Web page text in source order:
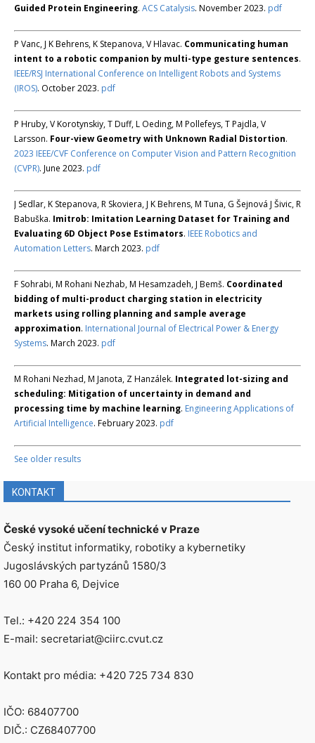
Guided Protein Engineering. ACS Catalysis. November 2023. pdf
P Vanc, J K Behrens, K Stepanova, V Hlavac. Communicating human
intent to a robotic companion by multi-type gesture sentences.
IEEE/RSJ International Conference on Intelligent Robots and Systems
(IROS). October 2023. pdf
P Hruby, V Korotynskiy, T Duff, L Oeding, M Pollefeys, T Pajdla, V
Larsson. Four-view Geometry with Unknown Radial Distortion.
2023 IEEE/CVF Conference on Computer Vision and Pattern Recognition
(CVPR). June 2023. pdf
J Sedlar, K Stepanova, R Skoviera, J K Behrens, M Tuna, G Šejnová J Šivic, R
Babuška. Imitrob: Imitation Learning Dataset for Training and
Evaluating 6D Object Pose Estimators. IEEE Robotics and
Automation Letters. March 2023. pdf
F Sohrabi, M Rohani Nezhab, M Hesamzadeh, J Bemš. Coordinated
bidding of multi-product charging station in electricity
markets using rolling planning and sample average
approximation. International Journal of Electrical Power & Energy
Systems. March 2023. pdf
M Rohani Nezhad, M Janota, Z Hanzálek. Integrated lot-sizing and
scheduling: Mitigation of uncertainty in demand and
processing time by machine learning. Engineering Applications of
Artificial Intelligence. February 2023. pdf
See older results
KONTAKT
České vysoké učení technické v Praze
Český institut informatiky, robotiky a kybernetiky
Jugoslávských partyzánů 1580/3
160 00 Praha 6, Dejvice
Tel.: +420 224 354 100
E-mail: secretariat@ciirc.cvut.cz
Kontakt pro média: +420 725 734 830
IČO: 68407700
DIČ.: CZ68407700